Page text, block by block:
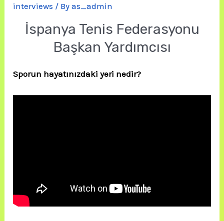
interviews / Byas_admin
İspanya Tenis Federasyonu
Başkan Yardımcısı
Sporun hayatınızdaki yeri nedir?